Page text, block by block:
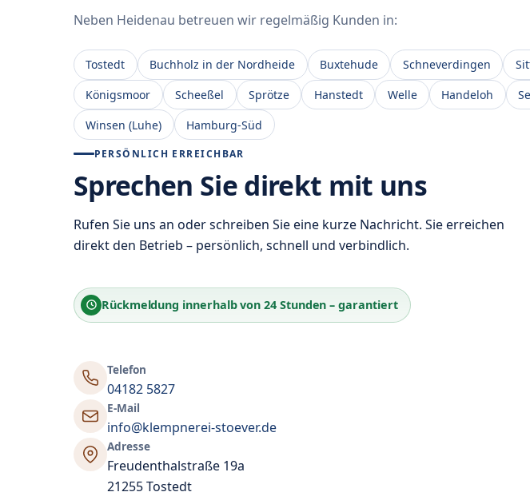
Neben Heidenau betreuen wir regelmäßig Kunden in:
Tostedt Buchholz in der Nordheide Buxtehude Schneverdingen
Königsmoor
Scheeßel Sprötze Hanstedt Welle Handeloh
Winsen (Luhe)
Hamburg-Süd
PERSÖNLICH ERREICHBAR
Sprechen Sie direkt mit uns
Rufen Sie uns an oder schreiben Sie eine kurze Nachricht. Sie erreichen
direkt den Betrieb – persönlich, schnell und verbindlich.
Rückmeldung innerhalb von24 Stunden – garantiert
Telefon
04182 5827
E-Mail
info@klempnerei-stoever.de
Adresse
Freudenthalstraße 19a
21255 Tostedt